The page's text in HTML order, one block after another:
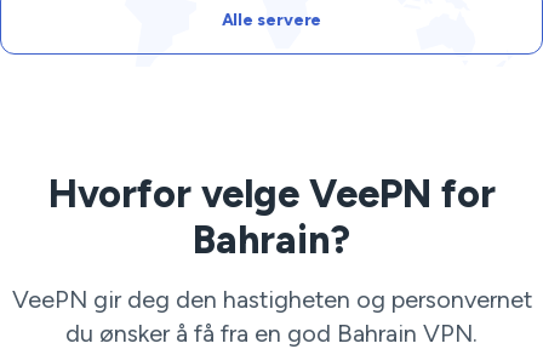
Alle servere
Hvorfor velge VeePN for
Bahrain?
VeePN gir deg den hastigheten og personvernet
du ønsker å få fra en god Bahrain VPN.